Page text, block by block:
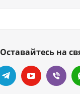
Оставайтесь на